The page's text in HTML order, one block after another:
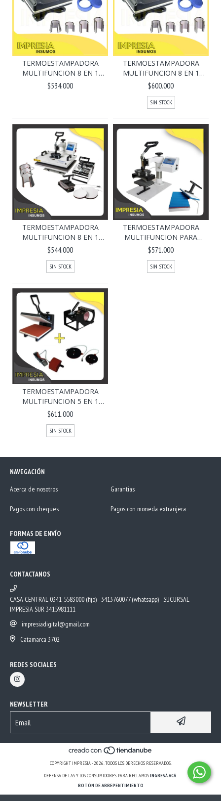
TERMOESTAMPADORA
MULTIFUNCION 8 EN 1
(BA...
$534.000
TERMOESTAMPADORA
MULTIFUNCION 8 EN 1
(BA...
$600.000
SIN STOCK
TERMOESTAMPADORA
MULTIFUNCION 8 EN 1
(BA...
$544.000
SIN STOCK
TERMOESTAMPADORA
MULTIFUNCION PARA
GORRA...
$571.000
SIN STOCK
TERMOESTAMPADORA
MULTIFUNCION 5 EN 1
BAS...
$611.000
SIN STOCK
NAVEGACIÓN
Acerca de nosotros
Garantias
Pagos con cheques Pagos con moneda extranjera
FORMAS DE ENVÍO
CONTACTANOS
CASA CENTRAL 0341-5583000 (fijo) - 3413760077 (whatsapp) - SUCURSAL
IMPRESIA SUR 3415981111
impresiadigital@gmail.com
Catamarca 3702
REDES SOCIALES
NEWSLETTER
COPYRIGHT IMPRESIA - 2026. TODOS LOS DERECHOS RESERVADOS.
DEFENSA DE LAS Y LOS CONSUMIDORES. PARA RECLAMOSINGRESÁ ACÁ.
BOTÓN DE ARREPENTIMIENTO